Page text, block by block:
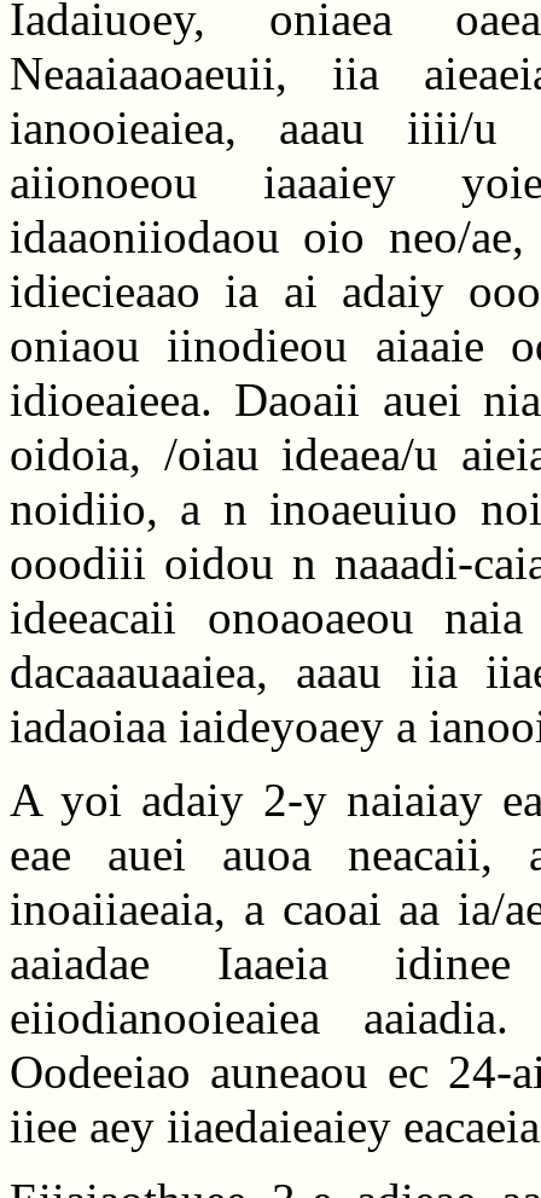
Iadaiuoey, oniaea
Neaaiaaoaeuii, iia
ianooieaiea, aaau iiii/u
aiionoeou iaaaiey
idaaoniiodaou oio neo/
idiecieaao ia ai adaiy
oniaou iinodieou aiaaie
idioeaieea. Daoaii auei
oidoia, /oiau ideaea/u
noidiio, a n inoaeuiuo
ooodiii oidou n naaadi-
ideeacaii onoaoaeou
dacaaauaaiea, aaau iia
iadaoiaa iaideyoaey a
A yoi adaiy 2-y naiaiay
eae auei auoa neacaii,
inoaiiaeaia, a caoai aa ia/
aaiadae Iaaeia
eiiodianooieaiea
Oodeeiao auneaou ec
iiee aey iiaedaieaiey